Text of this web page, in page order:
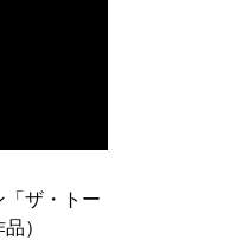
「ザ・トー
）